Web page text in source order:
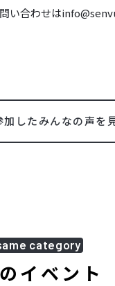
い合わせは
加したみんなの声を
category
イベント